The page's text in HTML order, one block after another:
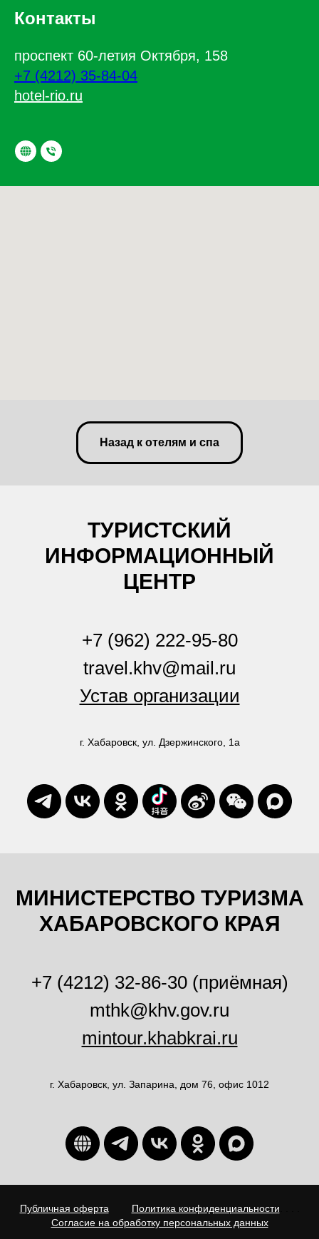
Контакты
проспект 60-летия Октября, 158
+7 (4212) 35-84-04
hotel-rio.ru
Назад к отелям и спа
ТУРИСТСКИЙ
ИНФОРМАЦИОННЫЙ
ЦЕНТР
+7 (962) 222-95-80
travel.khv@mail.ru
Устав организации
г. Хабаровск, ул. Дзержинского, 1а
МИНИСТЕРСТВО ТУРИЗМА
ХАБАРОВСКОГО КРАЯ
+7 (4212) 32-86-30 (приёмная)
mthk@khv.gov.ru
mintour.khabkrai.ru
г. Хабаровск, ул. Запарина, дом 76, офис 1012
Публичная оферта Политика конфиденциальности
Согласие на обработку персональных данных